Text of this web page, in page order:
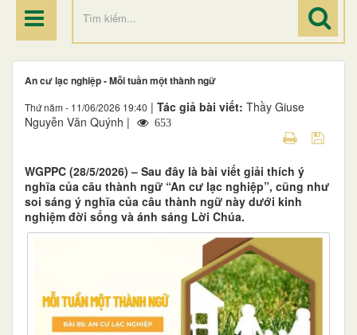
An cư lạc nghiệp - Mỗi tuần một thành ngữ
Thứ năm - 11/06/2026 19:40 | Tác giả bài viết: Thầy Giuse
Nguyễn Văn Quýnh |
653
WGPPC (28/5/2026) – Sau đây là bài viết giải thích ý
nghĩa của câu thành ngữ “An cư lạc nghiệp”, cũng như
soi sáng ý nghĩa của câu thành ngữ này dưới kinh
nghiệm đời sống và ánh sáng Lời Chúa.